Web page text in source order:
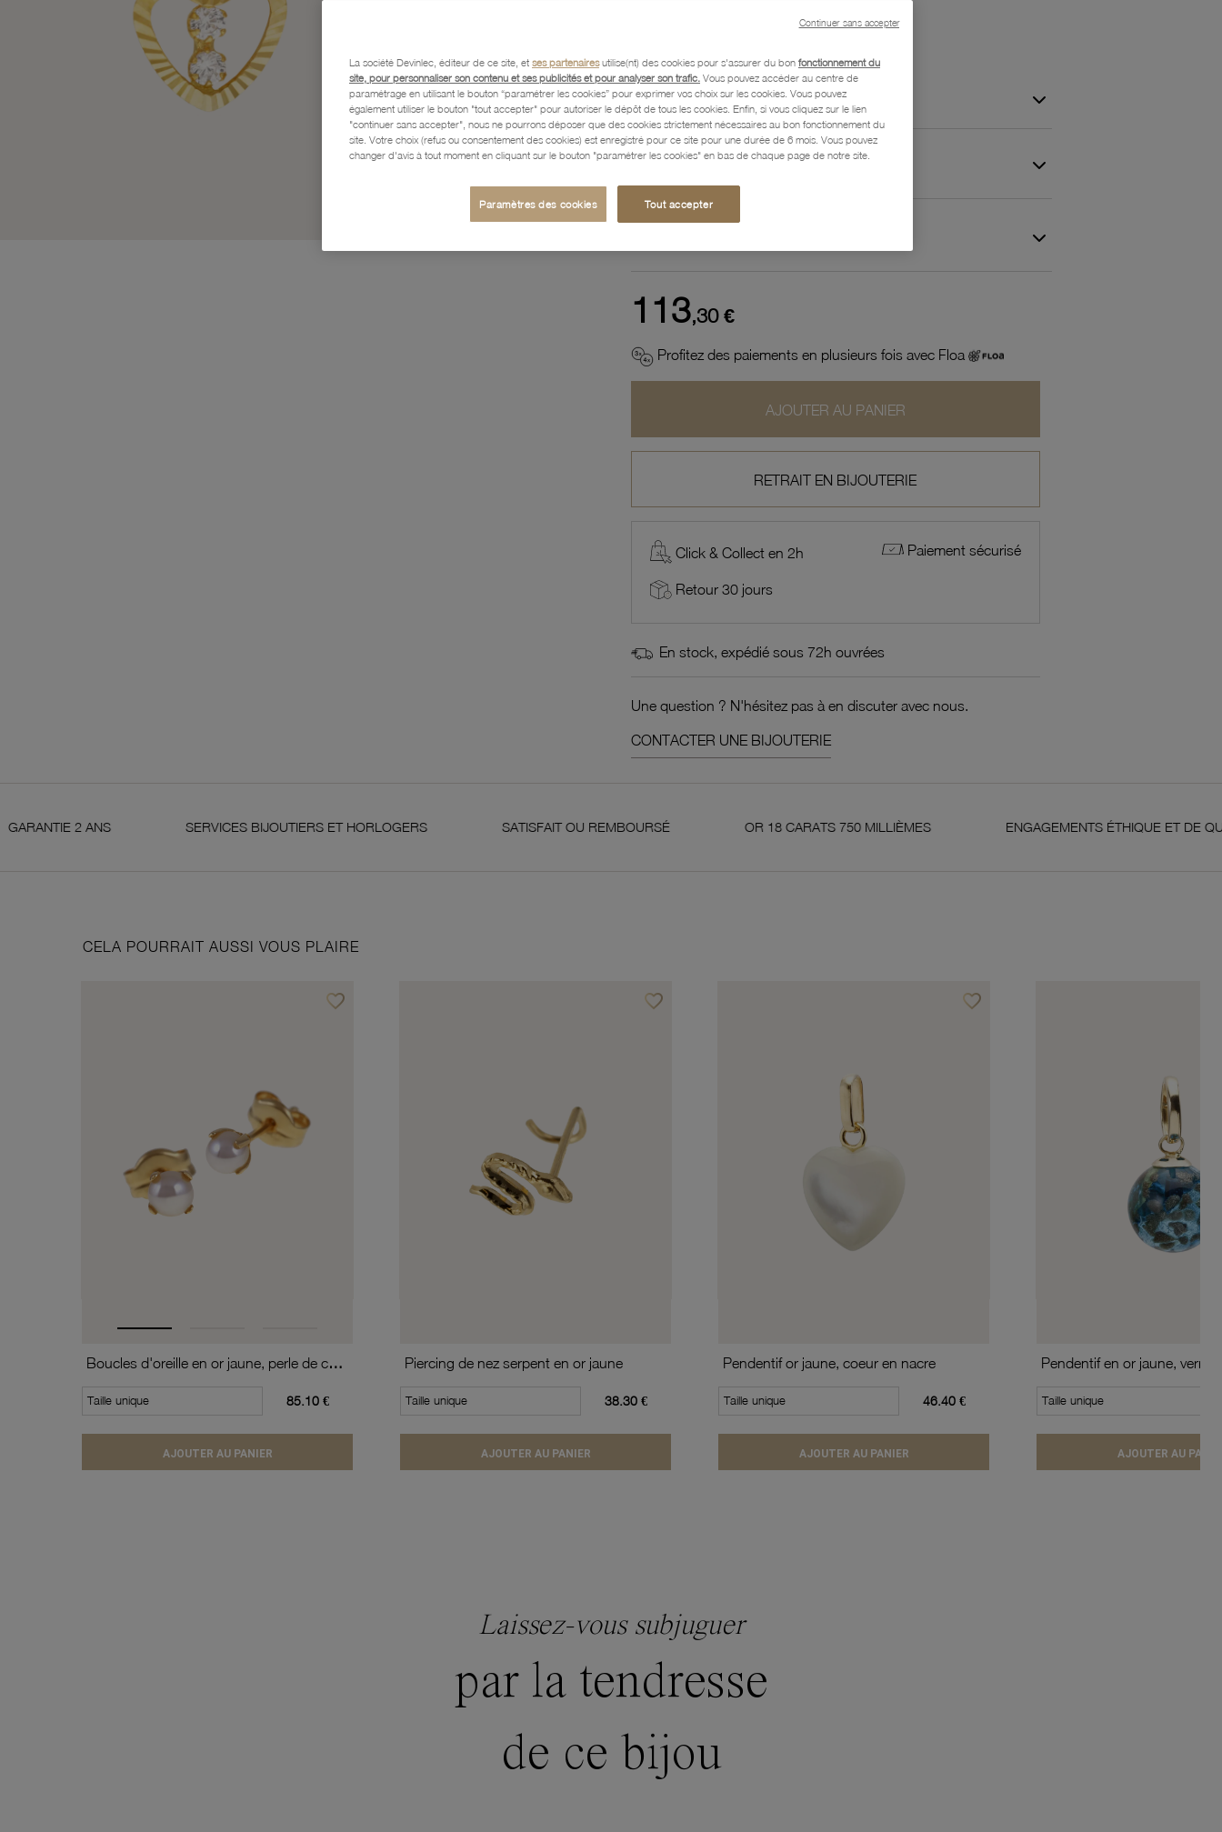
Description
Caractéristiques détaillées
113,30 €
Profitez des paiements en plusieurs fois avec Floa
AJOUTER AU PANIER
RETRAIT EN BIJOUTERIE
Click & Collect en 2h Paiement sécurisé
Retour 30 jours
En stock, expédié sous 72h ouvrées
Une question ? N'hésitez pas à en discuter avec nous.
CONTACTER UNE BIJOUTERIE
SERVICES BIJOUTIERS ET HORLOGERS SATISFAIT OU REMBOURSÉ OR 18 CARATS 750 MILLIÈMES ENGAGEMENTS ÉTHIQUE ET DE QUALITÉ
CELA POURRAIT AUSSI VOUS PLAIRE
favorite_borderAjouter à vos favoris
Boucles d'oreille en or jaune, perle de culture
Taille unique 85.10 €
AJOUTER AU PANIER
favorite_borderAjouter à vos favoris
Piercing de nez serpent en or jaune
Taille unique 38.30 €
AJOUTER AU PANIER
favorite_borderAjouter à vos favoris
Pendentif or jaune, coeur en nacre
Taille unique 46.40 €
AJOUTER AU PANIER
Pendentif en or jaune, verre
Taille unique
AJOUTER AU
Laissez-vous subjuguer
par la tendresse
de ce bijou
La société Devinlec, éditeur de ce site, et ses partenairesutilise(nt) des cookies pour s'assurer du bon fonctionnement du
site, pour personnaliser son contenu et ses publicités et pour analyser son trafic. Vous pouvez accéder au centre de
paramétrage en utilisant le bouton “paramétrer les cookies” pour exprimer vos choix sur les cookies. Vous pouvez
également utiliser le bouton "tout accepter" pour autoriser le dépôt de tous les cookies. Enfin, si vous cliquez sur le lien
"continuer sans accepter", nous ne pourrons déposer que des cookies strictement nécessaires au bon fonctionnement du
site. Votre choix (refus ou consentement des cookies) est enregistré pour ce site pour une durée de 6 mois. Vous pouvez
changer d'avis à tout moment en cliquant sur le bouton "paramétrer les cookies" en bas de chaque page de notre site.
Paramètres des cookies Tout accepter
Continuer sans accepter